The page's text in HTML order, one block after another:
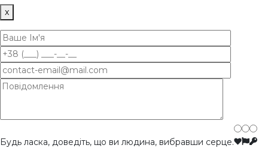
x
Будь ласка, доведіть, що ви людина, вибравши серце.